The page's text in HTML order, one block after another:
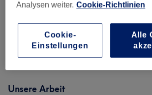
Mitte Dez.) (1)
Massagen (10)
Naturheilkunde (1)
Unsere Arbeit
Analysen weiter. Cookie-Richtlinien
Cookie-
Einstellungen
Alle